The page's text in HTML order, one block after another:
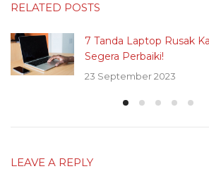
RELATED POSTS
7 Tanda Laptop Rusak
Segera Perbaiki!
23 September 2023
LEAVE A REPLY